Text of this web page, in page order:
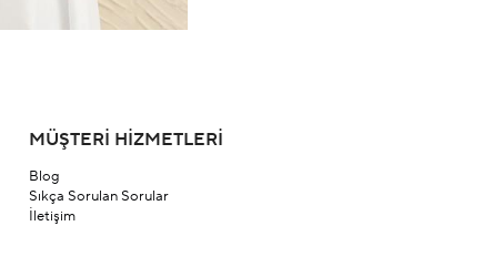
MÜŞTERİ HİZMETLERİ
Blog
Sıkça Sorulan Sorular
İletişim